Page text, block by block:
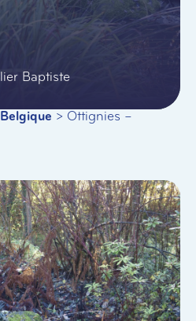
Baptiste
> Ottignies –